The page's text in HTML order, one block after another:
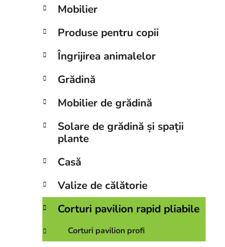
r
l
Mobilier
Produse pentru copii
Îngrijirea animalelor
Grădină
Mobilier de grădină
Solare de grădină și spații
plante
Casă
Valize de călătorie
Corturi pavilion rapid pliabile
Corturi pavilion profi